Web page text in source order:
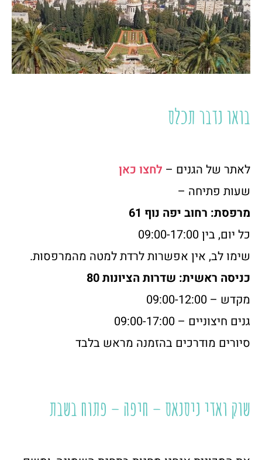
בואו נדבר תכלס
לאתר של הגנים – לחצו כאן
שעות פתיחה –
מרפסת: רחוב יפה נוף 61
כל יום, בין 09:00-17:00
שימו לב, אין אפשרות לרדת למטה מהמרפסות.
כניסה ראשית: שדרות הציונות 80
מקדש – 09:00-12:00
גנים חיצוניים – 09:00-17:00
סיורים מודרכים בהזמנה מראש בלבד
שוק ואדי ניסנאס – חיפה – פתוח בשבת